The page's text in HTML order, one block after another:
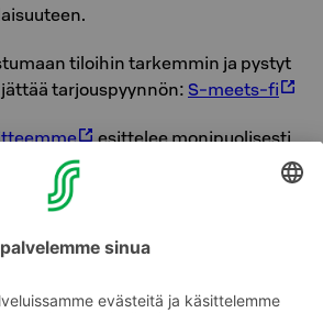
tiloihin tarkemmin ja pystyt
tarjouspyynnön: S-meets-fi
esittelee monipuolisesti
Savonlinnassa ja
tutustua!
varauksissa ma–pe klo 8–16.